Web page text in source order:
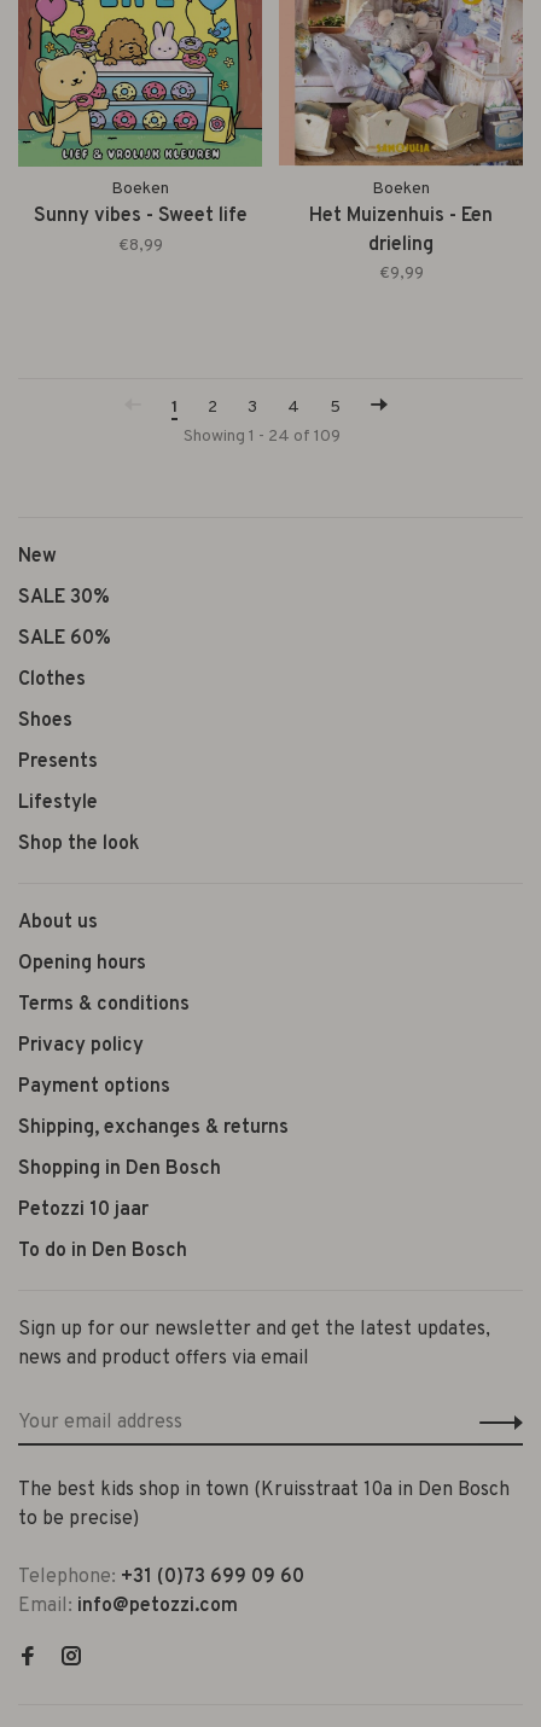
Boeken
Sunny vibes - Sweet life
€8,99
Boeken
Het Muizenhuis - Een
drieling
€9,99
1 2 3 4
5
Showing 1 - 24 of 109
New
SALE 30%
SALE 60%
Clothes
Shoes
Presents
Lifestyle
Shop the look
About us
Opening hours
Terms & conditions
Privacy policy
Payment options
Shipping, exchanges & returns
Shopping in Den Bosch
Petozzi 10 jaar
To do in Den Bosch
Sign up for our newsletter and get the latest updates,
news and product offers via email
The best kids shop in town (Kruisstraat 10a in Den Bosch
to be precise)
Telephone: +31 (0)73 699 09 60
Email: info@petozzi.com